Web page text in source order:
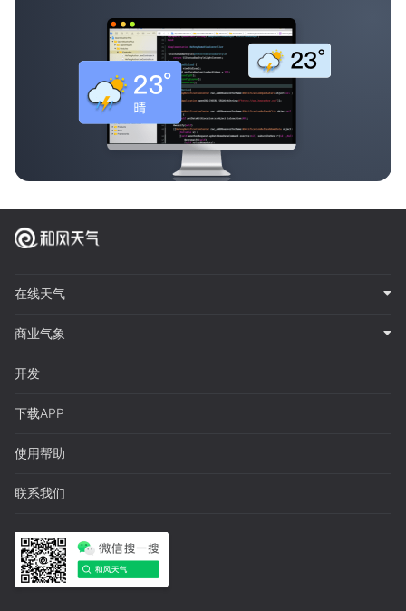
在线天气
商业气象
开发
下载APP
使用帮助
联系我们